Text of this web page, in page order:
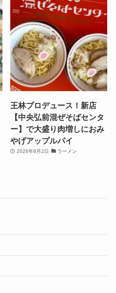
王林プロデュース！新店
【中央弘前混ぜそばセンタ
ー】で大盛り肉増しにおみ
やげアップルパイ
2026年8月2日 ラーメン